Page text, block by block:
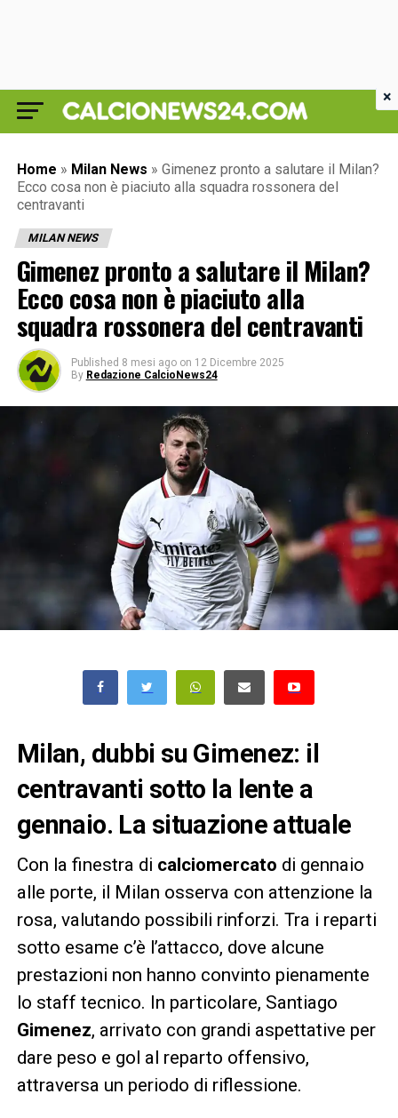
Home » Milan News » Gimenez pronto a salutare il Milan?
Ecco cosa non è piaciuto alla squadra rossonera del
centravanti
MILAN NEWS
Gimenez pronto a salutare il Milan?
Ecco cosa non è piaciuto alla
squadra rossonera del centravanti
Published 8 mesi ago on 12 Dicembre 2025
By Redazione CalcioNews24
Milan, dubbi su Gimenez: il
centravanti sotto la lente a
gennaio. La situazione attuale
Con la finestra di calciomercato di gennaio
alle porte, il Milan osserva con attenzione la
rosa, valutando possibili rinforzi. Tra i reparti
sotto esame c’è l’attacco, dove alcune
prestazioni non hanno convinto pienamente
lo staff tecnico. In particolare, Santiago
Gimenez, arrivato con grandi aspettative per
dare peso e gol al reparto offensivo,
attraversa un periodo di riflessione.
×